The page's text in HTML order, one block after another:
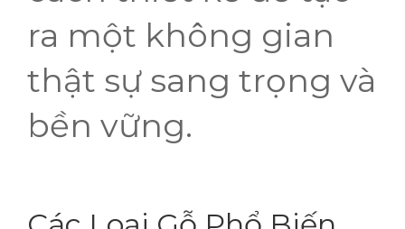
ra một không gian
thật sự sang trọng và
bền vững.